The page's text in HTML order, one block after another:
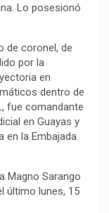
Lo posesionó
de coronel, de
por la
en
dentro de
fue comandante
en Guayas y
en la Embajada
Magno Sarango
último lunes, 15